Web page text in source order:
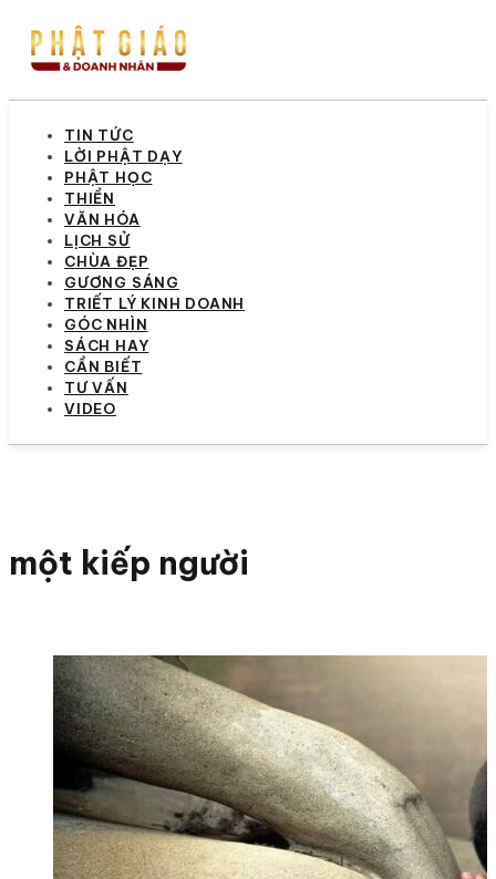
TIN TỨC
LỜI PHẬT DẠY
PHẬT HỌC
THIỀN
VĂN HÓA
LỊCH SỬ
CHÙA ĐẸP
GƯƠNG SÁNG
TRIẾT LÝ KINH DOANH
GÓC NHÌN
SÁCH HAY
CẦN BIẾT
TƯ VẤN
VIDEO
một kiếp người